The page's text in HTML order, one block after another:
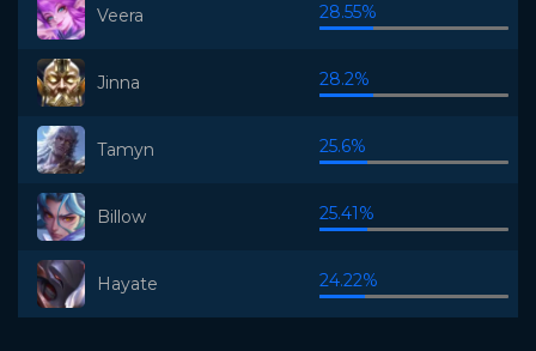
Veera 28.55%
Jinna 28.2%
Tamyn 25.6%
Billow 25.41%
Hayate 24.22%